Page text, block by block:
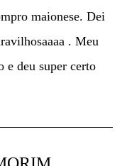
maionese. Dei
. Meu
e deu super certo